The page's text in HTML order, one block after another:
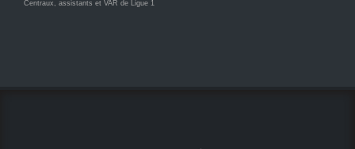
Centraux, assistants et VAR de Ligue 1